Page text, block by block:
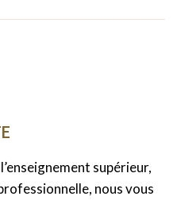
supérieur,
nous vous